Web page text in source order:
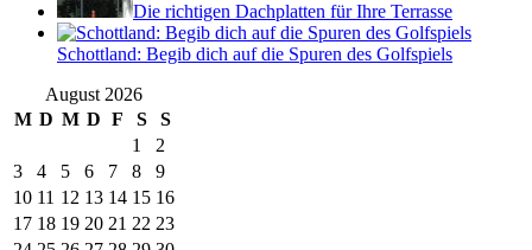
Die richtigen Dachplatten für Ihre Terrasse
Schottland: Begib dich auf die Spuren des Golfspiels
August 2026
M D M D F S
S
1
2
3
4 5 6 7 8
9
10 11 12 13 14 15 16
17 18 19 20 21 22 23